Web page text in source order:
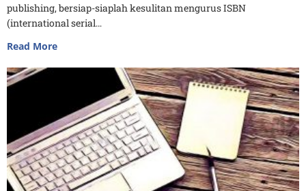
publishing, bersiap-siaplah kesulitan mengurus ISBN
(international serial…
Read More